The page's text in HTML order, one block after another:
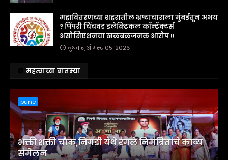
महावितरणच्या शहरातील भ्रष्टाचाराला मुंबईतून अभय
? पिंपरी चिंचवड इलेक्ट्रिकल कॉन्ट्रॅक्टर्स
असोसिएशनचा खळबळजनक आरोप !!
बुधवार, ऑगस्ट ०५, २०२६
महत्वाच्या बातम्या
pune
भक्ती शक्ती चौक,निगडी येथे रंगले निमंत्रितांचे काव्य
संमेलन